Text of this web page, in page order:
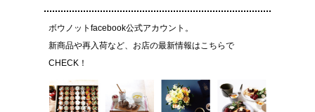
ボウノットfacebook公式アカウント。
新商品や再入荷など、お店の最新情報はこちらで
CHECK！